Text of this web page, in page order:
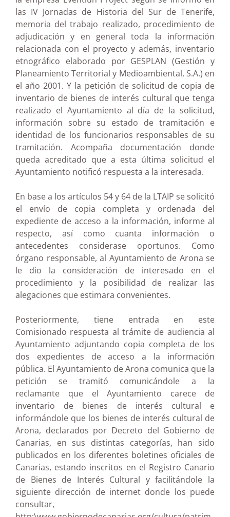
las IV Jornadas de Historia del Sur de Tenerife,
memoria del trabajo realizado, procedimiento de
adjudicación y en general toda la información
relacionada con el proyecto y además, inventario
etnográfico elaborado por GESPLAN (Gestión y
Planeamiento Territorial y Medioambiental, S.A.) en
el año 2001. Y la petición de solicitud de copia de
inventario de bienes de interés cultural que tenga
realizado el Ayuntamiento al día de la solicitud,
información sobre su estado de tramitación e
identidad de los funcionarios responsables de su
tramitación. Acompaña documentación donde
queda acreditado que a esta última solicitud el
Ayuntamiento notificó respuesta a la interesada.
En base a los artículos 54 y 64 de la LTAIP se solicitó
el envío de copia completa y ordenada del
expediente de acceso a la información, informe al
respecto, así como cuanta información o
antecedentes considerase oportunos. Como
órgano responsable, al Ayuntamiento de Arona se
le dio la consideración de interesado en el
procedimiento y la posibilidad de realizar las
alegaciones que estimara convenientes.
Posteriormente, tiene entrada en este
Comisionado respuesta al trámite de audiencia al
Ayuntamiento adjuntando copia completa de los
dos expedientes de acceso a la información
pública. El Ayuntamiento de Arona comunica que la
petición se tramitó comunicándole a la
reclamante que el Ayuntamiento carece de
inventario de bienes de interés cultural e
informándole que los bienes de interés cultural de
Arona, declarados por Decreto del Gobierno de
Canarias, en sus distintas categorías, han sido
publicados en los diferentes boletines oficiales de
Canarias, estando inscritos en el Registro Canario
de Bienes de Interés Cultural y facilitándole la
siguiente dirección de internet donde los puede
consultar,